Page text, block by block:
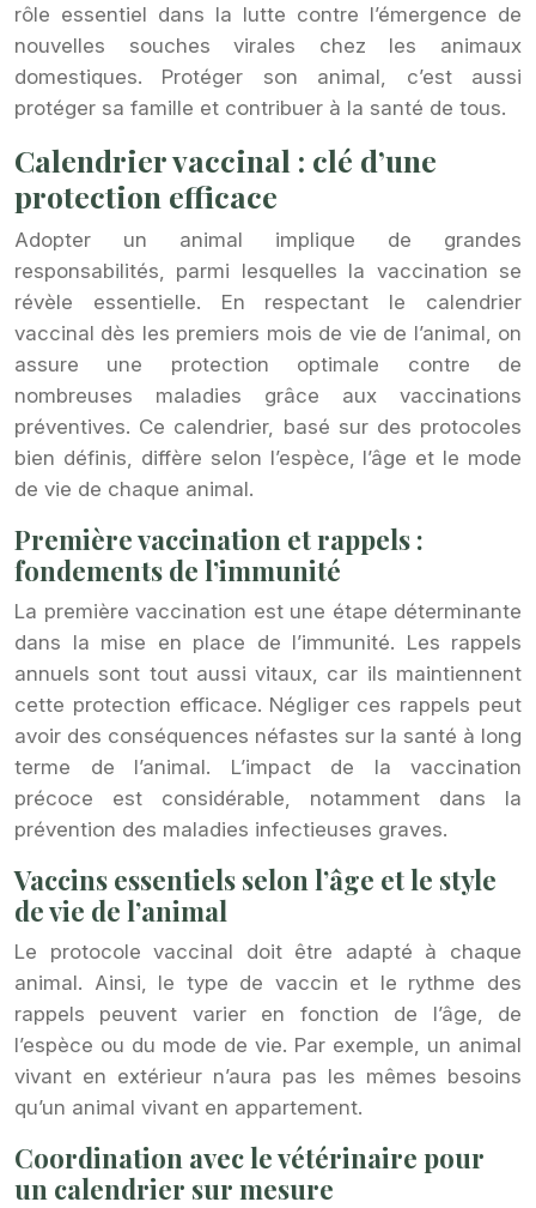
rôle essentiel dans la lutte contre l’émergence de
nouvelles souches virales chez les animaux
domestiques. Protéger son animal, c’est aussi
protéger sa famille et contribuer à la santé de tous.
Calendrier vaccinal : clé d’une
protection efficace
Adopter un animal implique de grandes
responsabilités, parmi lesquelles la vaccination se
révèle essentielle. En respectant le calendrier
vaccinal dès les premiers mois de vie de l’animal, on
assure une protection optimale contre de
nombreuses maladies grâce aux vaccinations
préventives. Ce calendrier, basé sur des protocoles
bien définis, diffère selon l’espèce, l’âge et le mode
de vie de chaque animal.
Première vaccination et rappels :
fondements de l’immunité
La première vaccination est une étape déterminante
dans la mise en place de l’immunité. Les rappels
annuels sont tout aussi vitaux, car ils maintiennent
cette protection efficace. Négliger ces rappels peut
avoir des conséquences néfastes sur la santé à long
terme de l’animal. L’impact de la vaccination
précoce est considérable, notamment dans la
prévention des maladies infectieuses graves.
Vaccins essentiels selon l’âge et le style
de vie de l’animal
Le protocole vaccinal doit être adapté à chaque
animal. Ainsi, le type de vaccin et le rythme des
rappels peuvent varier en fonction de l’âge, de
l’espèce ou du mode de vie. Par exemple, un animal
vivant en extérieur n’aura pas les mêmes besoins
qu’un animal vivant en appartement.
Coordination avec le vétérinaire pour
un calendrier sur mesure